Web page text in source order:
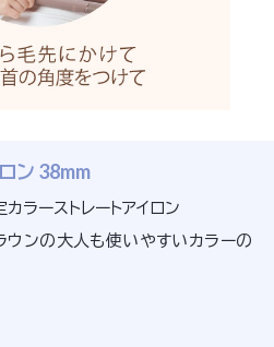
ン 38mm
ラーストレートアイロン
ウンの大人も使いやすいカラーの